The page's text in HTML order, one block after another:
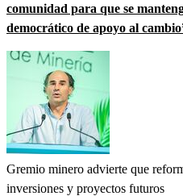
comunidad para que se
democrático de apoyo al
Gremio minero advierte que
inversiones y proyectos futuros